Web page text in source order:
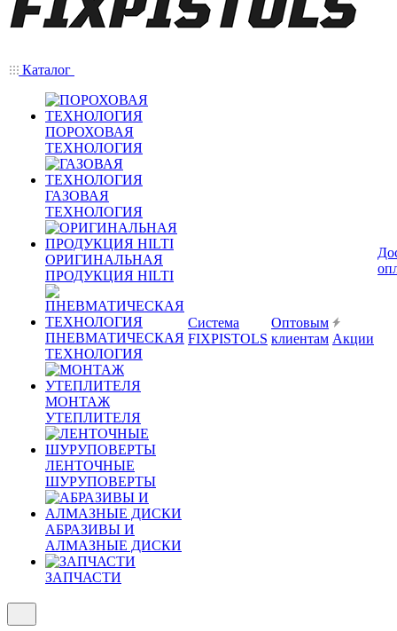
Каталог
ПОРОХОВАЯ
ТЕХНОЛОГИЯ
ГАЗОВАЯ
ТЕХНОЛОГИЯ
ОРИГИНАЛЬНАЯ
ПРОДУКЦИЯ HILTI
ПНЕВМАТИЧЕСКАЯ
ТЕХНОЛОГИЯ
МОНТАЖ
УТЕПЛИТЕЛЯ
ЛЕНТОЧНЫЕ
ШУРУПОВЕРТЫ
АБРАЗИВЫ И
АЛМАЗНЫЕ ДИСКИ
ЗАПЧАСТИ
Система
FIXPISTOLS
Оптовым
клиентам Акции